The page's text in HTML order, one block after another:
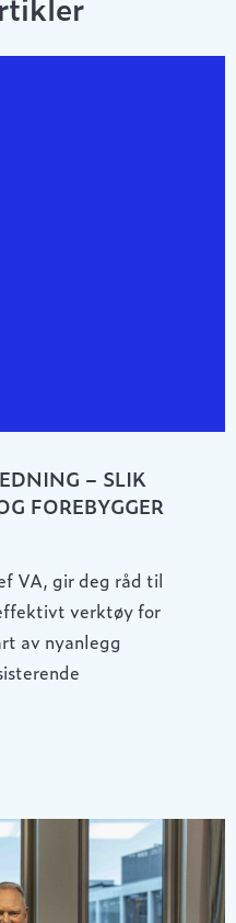
– SLIK
FOREBYGGER
VA, gir deg råd til
verktøy for
av nyanlegg